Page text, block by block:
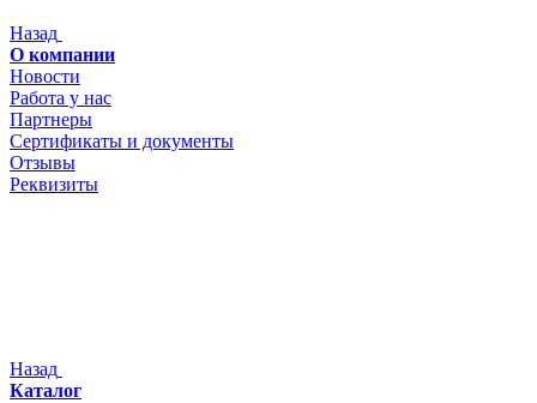
Назад
О компании
Новости
Работа у нас
Партнеры
Сертификаты и документы
Отзывы
Реквизиты
Назад
Каталог